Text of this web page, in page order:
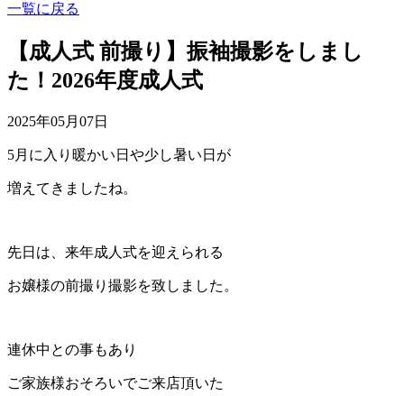
一覧に戻る
【成人式 前撮り】振袖撮影をしまし
た！2026年度成人式
2025年05月07日
5月に入り暖かい日や少し暑い日が
増えてきましたね。
先日は、来年成人式を迎えられる
お嬢様の前撮り撮影を致しました。
連休中との事もあり
ご家族様おそろいでご来店頂いた